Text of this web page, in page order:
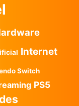
Internet
Switch
PS5